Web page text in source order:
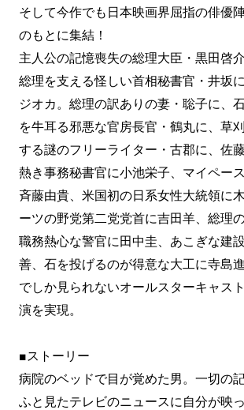
そして今作でも日本映画界屈指の俳優
のもとに集結！
主人公の記憶喪失の総理大臣・黒田啓
総理を支える怪しい首相秘書官・井坂
ジオカ。総理の訳ありの妻・聡子に、
を牛耳る邪悪な官房長官・鶴丸に、草
する謎のフリーライター・古郡に、佐
熱き事務秘書官に小池栄子、マイペー
斉藤由貴、米国初の日系女性大統領に
ーツの野党第二党党首に吉田羊、総理
職務熱心な警官に田中圭、あこぎな建
善、石を投げるのが得意な大工に寺島
でしか見られないオールスターキャス
演を実現。
■ストーリー
病院のベッドで目が覚めた男。一切の記
ふと見たテレビのニュースに自分が映